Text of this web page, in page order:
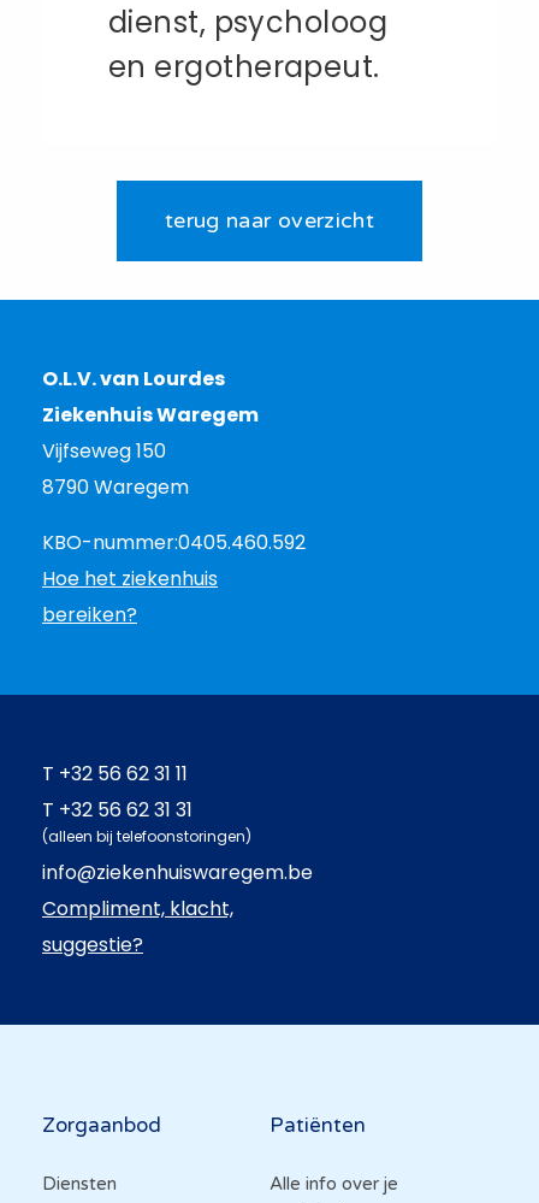
dienst, psycholoog
en ergotherapeut.
terug naar overzicht
O.L.V. van Lourdes
Ziekenhuis Waregem
Vijfseweg 150
8790 Waregem
KBO-nummer:0405.460.592
Hoe het ziekenhuis
bereiken?
T +32 56 62 31 11
T +32 56 62 31 31
(alleen bij telefoonstoringen)
info@ziekenhuiswaregem.be
Compliment, klacht,
suggestie?
Hoofdnavigatie
Zorgaanbod
Diensten
Patiënten
Alle info over je